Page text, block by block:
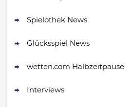
Spielothek News
Glücksspiel News
wetten.com Halbzeitpause
Interviews